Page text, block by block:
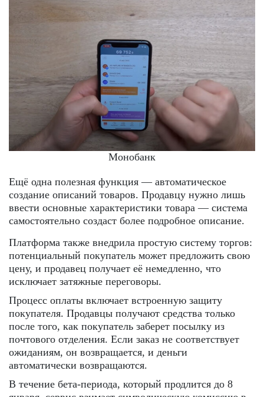
Монобанк
Ещё одна полезная функция — автоматическое
создание описаний товаров. Продавцу нужно лишь
ввести основные характеристики товара — система
самостоятельно создаст более подробное описание.
Платформа также внедрила простую систему торгов:
потенциальный покупатель может предложить свою
цену, и продавец получает её немедленно, что
исключает затяжные переговоры.
Процесс оплаты включает встроенную защиту
покупателя. Продавцы получают средства только
после того, как покупатель заберет посылку из
почтового отделения. Если заказ не соответствует
ожиданиям, он возвращается, и деньги
автоматически возвращаются.
В течение бета-периода, который продлится до 8